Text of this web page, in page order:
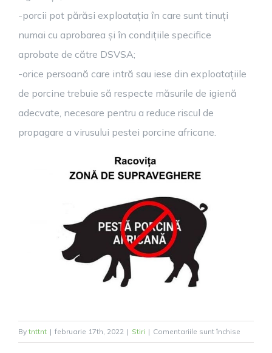
-porcii pot părăsi exploatația în care sunt tinuți
numai cu aprobarea și în condițiile specifice
aprobate de către DSVSA;
-orice persoană care intră sau iese din exploatațiile
de porcine trebuie să respecte măsurile de igienă
adecvate, necesare pentru a reduce riscul de
propagare a virusului pestei porcine africane.
By tnttnt | februarie 17th, 2022 | Stiri | Comentariile sunt închise
ATENȚIE!